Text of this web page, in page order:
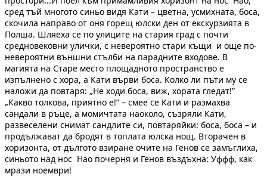
сред тъй многото синьо видя Кати – цветна, усмихната, боса,
скочила направо от оня горещ юлски ден от екскурзията в
Полша. Шляеха се по улиците на стария град с почти
средновековни улички, с невероятно стари къщи и още по-
невероятни външни стълби на парадните входове. В
магията на Старе место площадното пространство е
изпълнено с хора, а Кати върви боса. Колко ли пъти му се
наложи да повтаря: „Не ходи боса, виж, хората гледат!”
„Какво толкова, приятно е!” – смее се Кати и размахва
сандали в ръце, а момичтата наоколо, съзряли Кати,
развеселени снимат сандлите си, повтаряйки: боса, боса – и
продължават да бродят в топлата юлска нощ. Вторачен в
хоризонта, от дългото взиране очите на Генов се замъглиха,
синьото над нос Нао почерня и Генов въздъхна: Уффф, как
мрази ноември!